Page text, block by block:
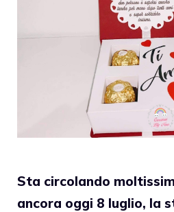
Sta circolando
ancora oggi 8 luglio, la